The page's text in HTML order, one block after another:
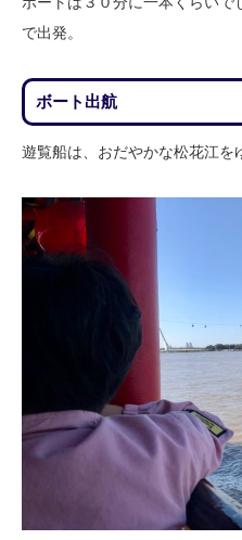
で出発。
ボート出航
遊覧船は、おだやかな松花江を